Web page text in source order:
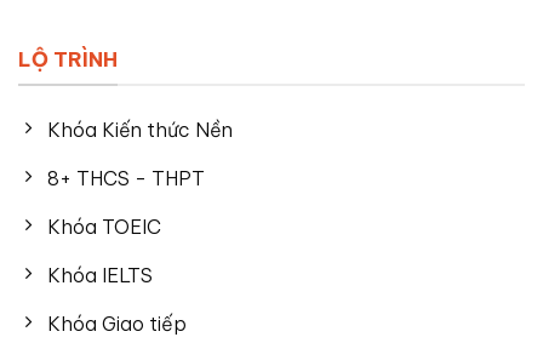
LỘ TRÌNH
Khóa Kiến thức Nền
8+ THCS - THPT
Khóa TOEIC
Khóa IELTS
Khóa Giao tiếp